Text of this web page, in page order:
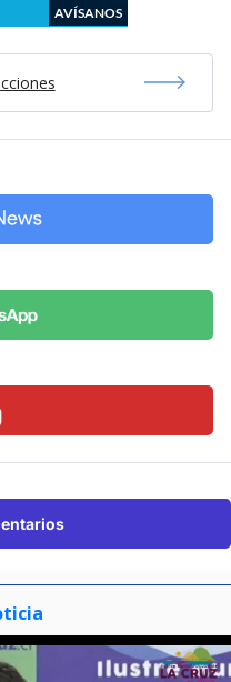
AVÍSANOS